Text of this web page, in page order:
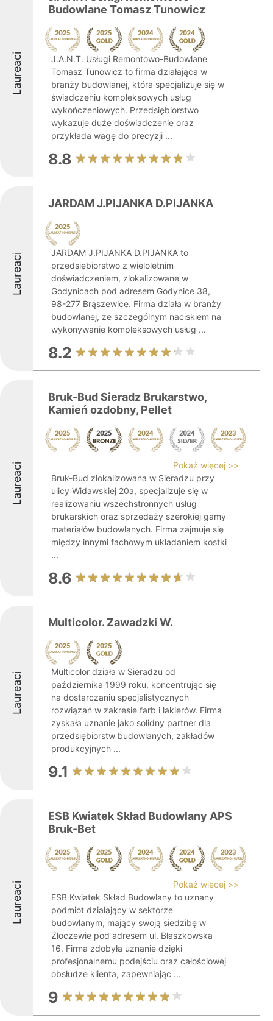
Laureaci
Budowlane Tomasz Tunowicz
J.A.N.T. Usługi Remontowo-Budowlane
Tomasz Tunowicz to firma działająca w
branży budowlanej, która specjalizuje się w
świadczeniu kompleksowych usług
wykończeniowych. Przedsiębiorstwo
wykazuje duże doświadczenie oraz
przykłada wagę do precyzji ...
8.8
Laureaci
JARDAM J.PIJANKA D.PIJANKA
JARDAM J.PIJANKA D.PIJANKA to
przedsiębiorstwo z wieloletnim
doświadczeniem, zlokalizowane w
Godynicach pod adresem Godynice 38,
98-277 Brąszewice. Firma działa w branży
budowlanej, ze szczególnym naciskiem na
wykonywanie kompleksowych usług ...
8.2
Laureaci
Bruk-Bud Sieradz Brukarstwo,
Kamień ozdobny, Pellet
Pokaż więcej >>
Bruk-Bud zlokalizowana w Sieradzu przy
ulicy Widawskiej 20a, specjalizuje się w
realizowaniu wszechstronnych usług
brukarskich oraz sprzedaży szerokiej gamy
materiałów budowlanych. Firma zajmuje się
między innymi fachowym układaniem kostki
...
8.6
Laureaci
Multicolor. Zawadzki W.
Multicolor działa w Sieradzu od
października 1999 roku, koncentrując się
na dostarczaniu specjalistycznych
rozwiązań w zakresie farb i lakierów. Firma
zyskała uznanie jako solidny partner dla
przedsiębiorstw budowlanych, zakładów
produkcyjnych ...
9.1
Laureaci
ESB Kwiatek Skład Budowlany APS
Bruk-Bet
Pokaż więcej >>
ESB Kwiatek Skład Budowlany to uznany
podmiot działający w sektorze
budowlanym, mający swoją siedzibę w
Złoczewie pod adresem ul. Błaszkowska
16. Firma zdobyła uznanie dzięki
profesjonalnemu podejściu oraz całościowej
obsłudze klienta, zapewniając ...
9